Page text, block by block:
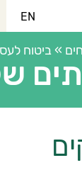
EN
»ביטוח
02-6253366